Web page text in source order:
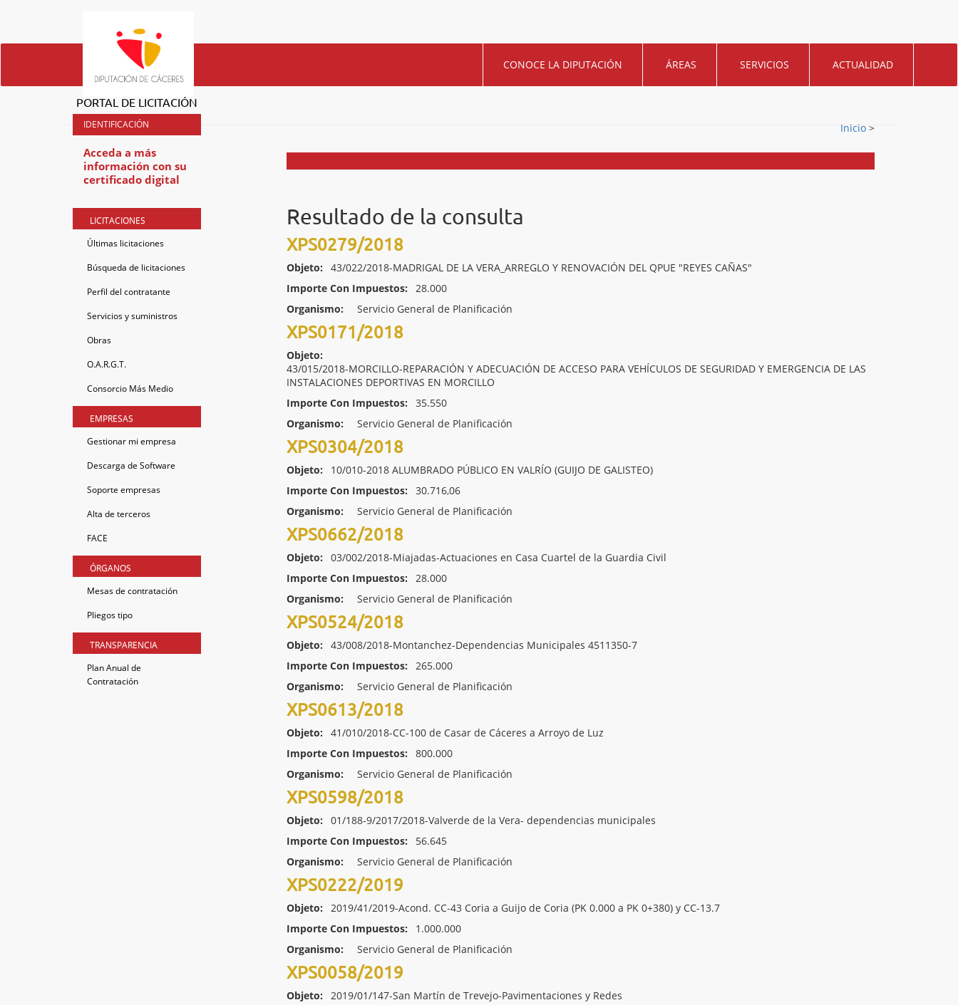
CONOCE LA DIPUTACIÓN ÁREAS SERVICIOS ACTUALIDAD
PORTAL DE LICITACIÓN
Acceda a más
información con su
certificado digital
LICITACIONES
Últimas licitaciones
Búsqueda de licitaciones
Perfil del contratante
Servicios y suministros
Obras
O.A.R.G.T.
Consorcio Más Medio
EMPRESAS
Gestionar mi empresa
Descarga de Software
Soporte empresas
Alta de terceros
FACE
ÓRGANOS
Mesas de contratación
Pliegos tipo
TRANSPARENCIA
Plan Anual de
Contratación
Inicio >
Resultado de la consulta
XPS0279/2018
Objeto:
43/022/2018-MADRIGAL DE LA VERA_ARREGLO Y RENOVACIÓN DEL QPUE "REYES CAÑAS"
Importe Con Impuestos:
28.000
Organismo:
Servicio General de Planificación
XPS0171/2018
Objeto:
43/015/2018-MORCILLO-REPARACIÓN Y ADECUACIÓN DE ACCESO PARA VEHÍCULOS DE SEGURIDAD Y EMERGENCIA DE LAS
INSTALACIONES DEPORTIVAS EN MORCILLO
Importe Con Impuestos:
35.550
Organismo:
Servicio General de Planificación
XPS0304/2018
Objeto:
10/010-2018 ALUMBRADO PÚBLICO EN VALRÍO (GUIJO DE GALISTEO)
Importe Con Impuestos:
30.716,06
Organismo:
Servicio General de Planificación
XPS0662/2018
Objeto:
03/002/2018-Miajadas-Actuaciones en Casa Cuartel de la Guardia Civil
Importe Con Impuestos:
28.000
Organismo:
Servicio General de Planificación
XPS0524/2018
Objeto:
43/008/2018-Montanchez-Dependencias Municipales 4511350-7
Importe Con Impuestos:
265.000
Organismo:
Servicio General de Planificación
XPS0613/2018
Objeto:
41/010/2018-CC-100 de Casar de Cáceres a Arroyo de Luz
Importe Con Impuestos:
800.000
Organismo:
Servicio General de Planificación
XPS0598/2018
Objeto:
01/188-9/2017/2018-Valverde de la Vera- dependencias municipales
Importe Con Impuestos:
56.645
Organismo:
Servicio General de Planificación
XPS0222/2019
Objeto:
2019/41/2019-Acond. CC-43 Coria a Guijo de Coria (PK 0.000 a PK 0+380) y CC-13.7
Importe Con Impuestos:
1.000.000
Organismo:
Servicio General de Planificación
XPS0058/2019
Objeto:
2019/01/147-San Martín de Trevejo-Pavimentaciones y Redes